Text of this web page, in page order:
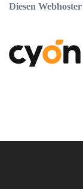
Diesen